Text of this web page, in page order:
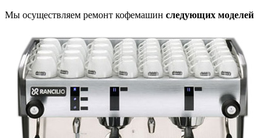
Мы осуществляем ремонт кофемашин следующих моделей